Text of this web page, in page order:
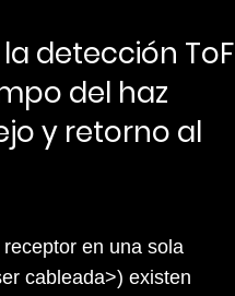
detección ToF
del haz
y retorno al
en una sola
cableada>) existen